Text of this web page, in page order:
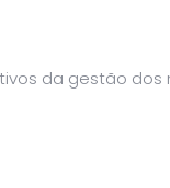
da gestão dos